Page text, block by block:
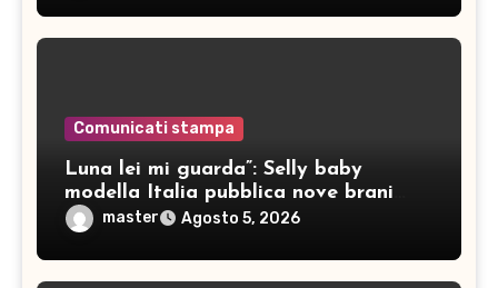
Comunicati stampa
Luna lei mi guarda”: Selly baby
modella Italia pubblica nove brani
ineditimaster Agosto 5, 2026